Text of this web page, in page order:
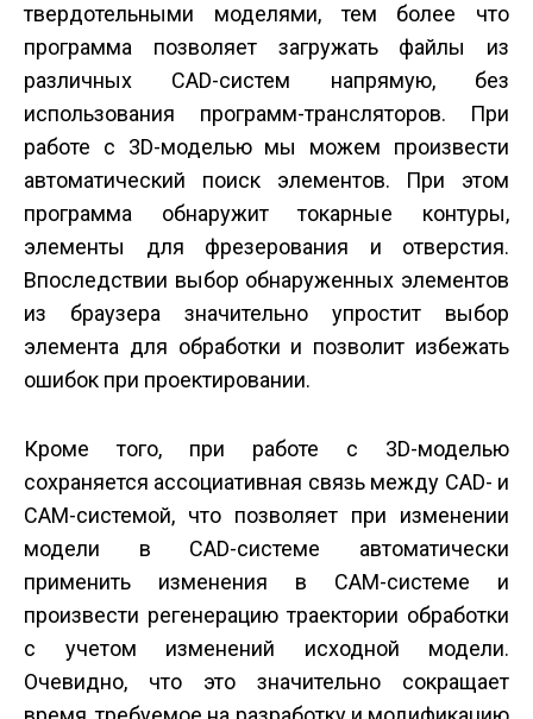
твердотельными моделями, тем более что
программа позволяет загружать файлы из
различных CAD-систем напрямую, без
использования программ-трансляторов. При
работе с 3D-моделью мы можем произвести
автоматический поиск элементов. При этом
программа обнаружит токарные контуры,
элементы для фрезерования и отверстия.
Впоследствии выбор обнаруженных элементов
из браузера значительно упростит выбор
элемента для обработки и позволит избежать
ошибок при проектировании.
Кроме того, при работе с 3D-моделью
сохраняется ассоциативная связь между CAD- и
CAM-системой, что позволяет при изменении
модели в CAD-системе автоматически
применить изменения в CAM-системе и
произвести регенерацию траектории обработки
с учетом изменений исходной модели.
Очевидно, что это значительно сокращает